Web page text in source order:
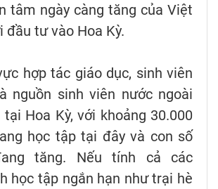
tâm ngày càng tăng của Việt
đầu tư vào Hoa Kỳ.
hợp tác giáo dục, sinh viên
nguồn sinh viên nước ngoài
Hoa Kỳ, với khoảng 30.000
học tập tại đây và con số
tăng. Nếu tính cả các
học tập ngắn hạn như trại hè